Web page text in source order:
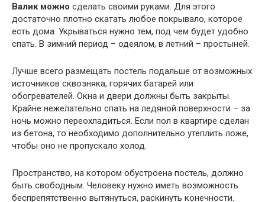
Валик можно сделать своими руками. Для этого
достаточно плотно скатать любое покрывало, которое
есть дома. Укрываться нужно тем, под чем будет удобно
спать. В зимний период – одеялом, в летний – простыней.
Лучше всего размещать постель подальше от возможных
источников сквозняка, горячих батарей или
обогревателей. Окна и двери должны быть закрыты.
Крайне нежелательно спать на ледяной поверхности – за
ночь можно переохладиться. Если пол в квартире сделан
из бетона, то необходимо дополнительно утеплить ложе,
чтобы оно не пропускало холод.
Пространство, на котором обустроена постель, должно
быть свободным. Человеку нужно иметь возможность
беспрепятственно вытянуться, раскинуть конечности.